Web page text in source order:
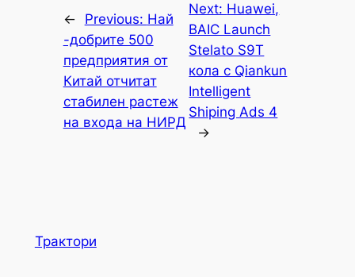
← Previous: Най
-добрите 500
предприятия от
Китай отчитат
стабилен растеж
на входа на НИРД
Next: Huawei,
BAIC Launch
Stelato S9T
кола с Qiankun
Intelligent
Shiping Ads 4
→
Трактори